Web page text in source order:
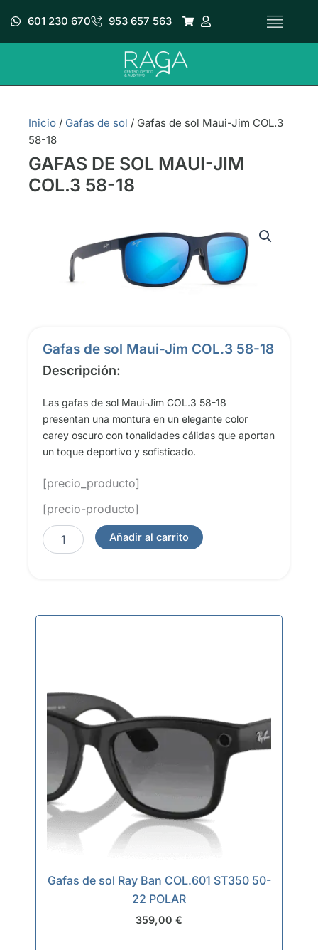
contenido
601 230 670 953 657 563
Inicio / Gafas de sol / Gafas de sol Maui-Jim COL.3
58-18
GAFAS DE SOL MAUI-JIM
COL.3 58-18
Gafas de sol Maui-Jim COL.3 58-18
Descripción:
Las gafas de sol Maui-Jim COL.3 58-18
presentan una montura en un elegante color
carey oscuro con tonalidades cálidas que aportan
un toque deportivo y sofisticado.
[precio_producto]
[precio-producto]
Gafas
de
58-
Añadir al carrito
Gafas de sol Ray Ban COL.601 ST350 50-
22 POLAR
359,00 €